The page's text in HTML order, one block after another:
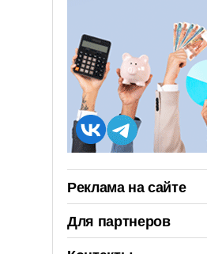
Реклама на сайте
Для партнеров